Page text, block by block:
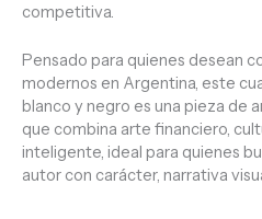
competitiva.
Pensado para quienes desean
modernos en Argentina, este
blanco y negro es una pieza de
que combina arte financiero,
inteligente, ideal para quienes
autor con carácter, narrativa